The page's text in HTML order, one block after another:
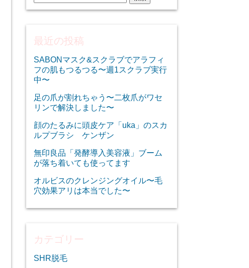
索:
最近の投稿
SABONマスク&スクラブでアラフィ
フの肌もつるつる〜週1スクラブ実行
中〜
足の爪が割れちゃう〜二枚爪がワセ
リンで解決しました〜
顔のたるみに頭皮ケア「uka」のスカ
ルプブラシ ケンザン
無印良品「発酵導入美容液」ブーム
が落ち着いても使ってます
オルビスのクレンジングオイル〜毛
穴効果アリは本当でした〜
カテゴリー
SHR脱毛